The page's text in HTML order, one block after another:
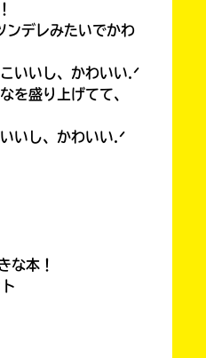
ンデレみたいでかわ
いし、かわいい.ᐟ
盛り上げてて、
し、かわいい.ᐟ
な本！